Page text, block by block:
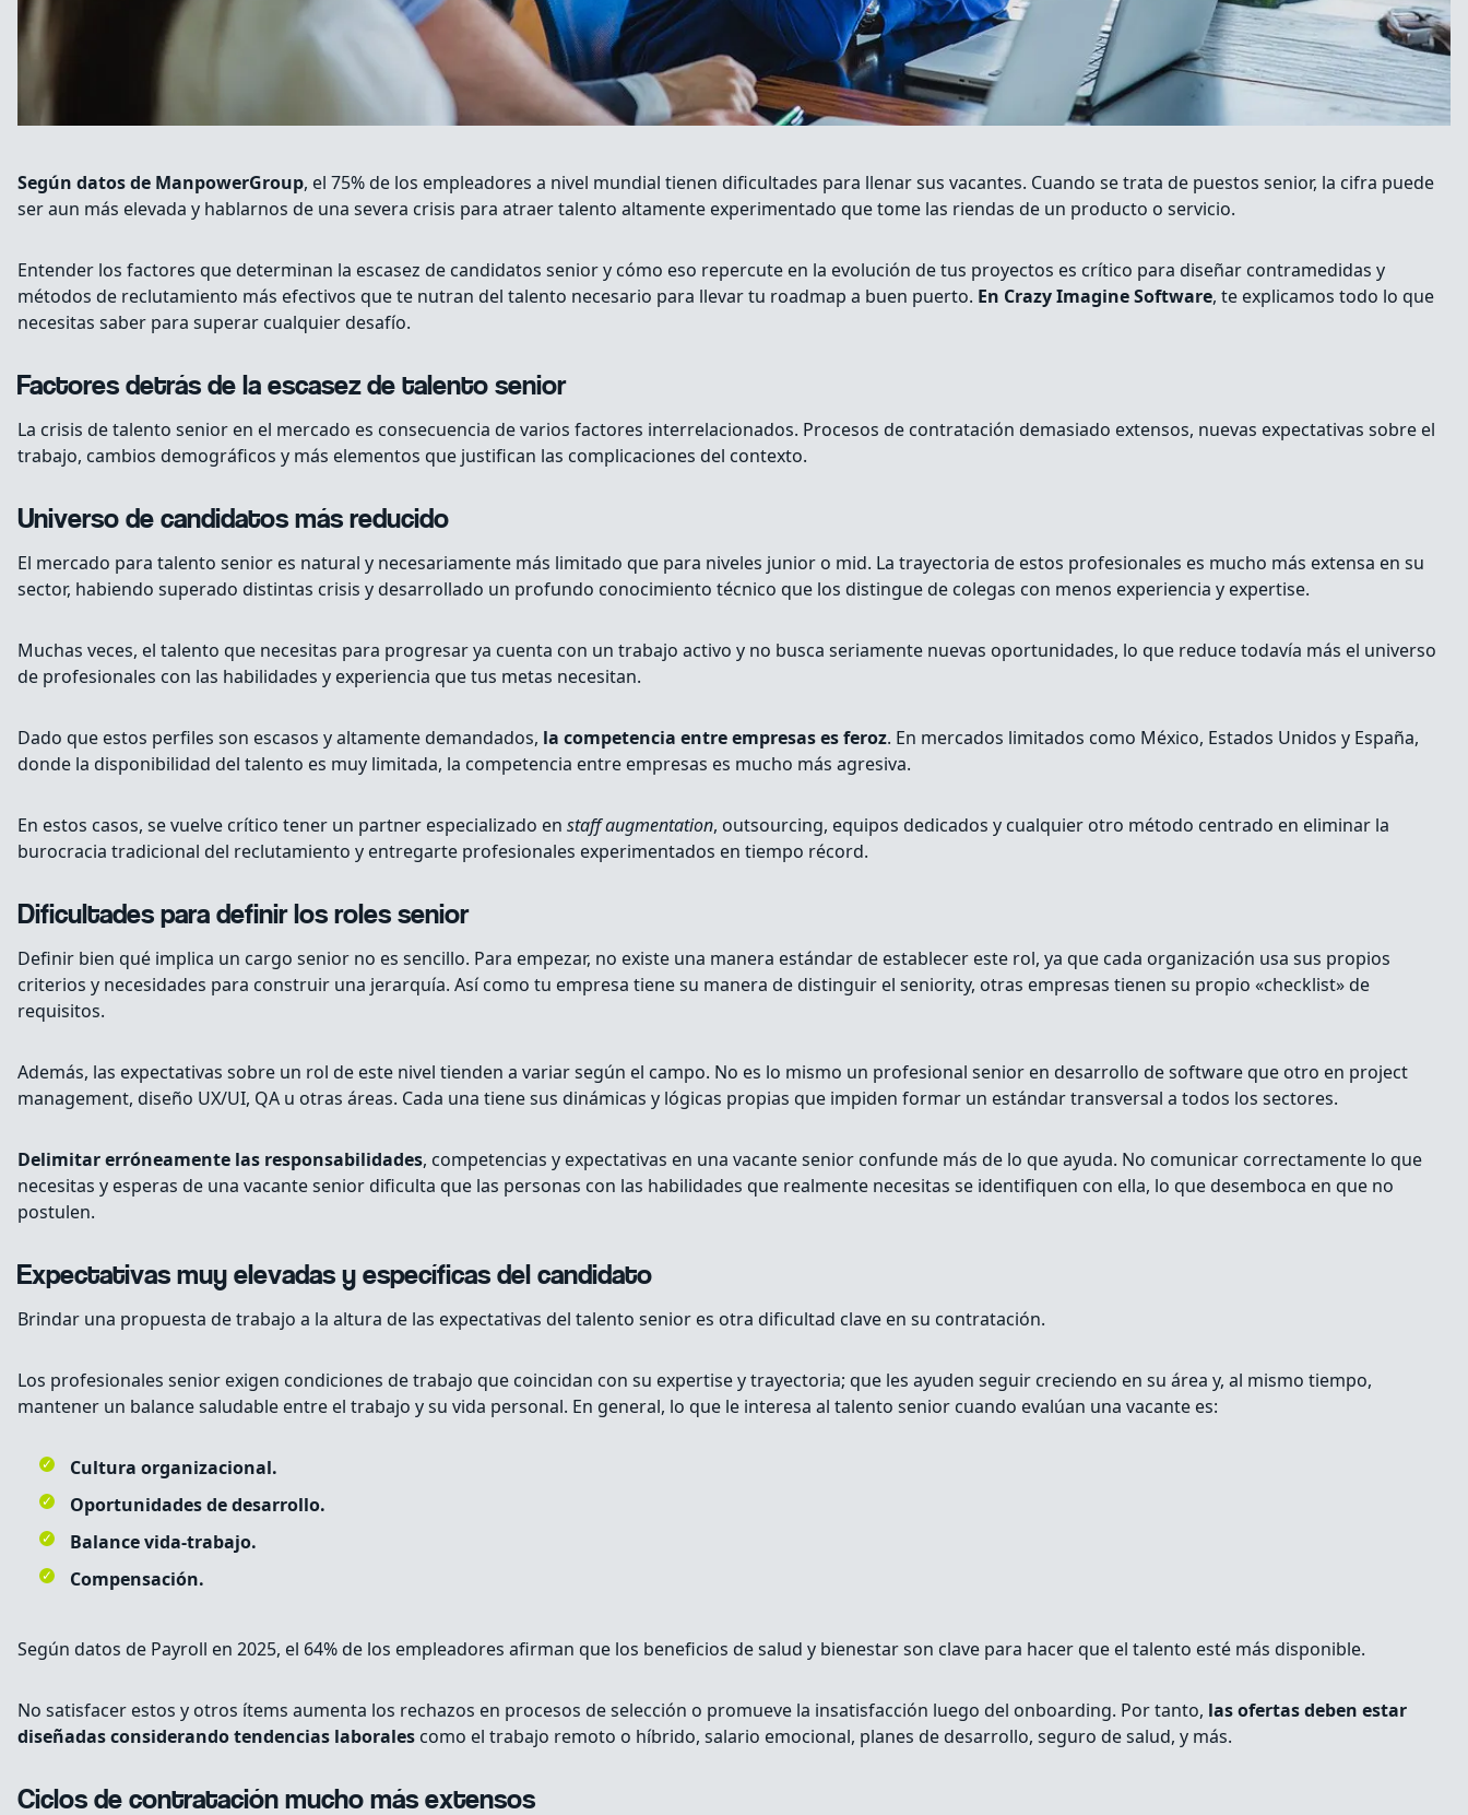
Según datos de ManpowerGroup, el 75% de los empleadores a nivel mundial tienen dificultades para llenar sus vacantes. Cuando se trata de puestos senior, la cifra puede
ser aun más elevada y hablarnos de una severa crisis para atraer talento altamente experimentado que tome las riendas de un producto o servicio.
Entender los factores que determinan la escasez de candidatos senior y cómo eso repercute en la evolución de tus proyectos es crítico para diseñar contramedidas y
métodos de reclutamiento más efectivos que te nutran del talento necesario para llevar tu roadmap a buen puerto. En Crazy Imagine Software, te explicamos todo lo que
necesitas saber para superar cualquier desafío.
Factores detrás de la escasez de talento senior
La crisis de talento senior en el mercado es consecuencia de varios factores interrelacionados. Procesos de contratación demasiado extensos, nuevas expectativas sobre el
trabajo, cambios demográficos y más elementos que justifican las complicaciones del contexto.
Universo de candidatos más reducido
El mercado para talento senior es natural y necesariamente más limitado que para niveles junior o mid. La trayectoria de estos profesionales es mucho más extensa en su
sector, habiendo superado distintas crisis y desarrollado un profundo conocimiento técnico que los distingue de colegas con menos experiencia y expertise.
Muchas veces, el talento que necesitas para progresar ya cuenta con un trabajo activo y no busca seriamente nuevas oportunidades, lo que reduce todavía más el universo
de profesionales con las habilidades y experiencia que tus metas necesitan.
Dado que estos perfiles son escasos y altamente demandados, la competencia entre empresas es feroz. En mercados limitados como México, Estados Unidos y España,
donde la disponibilidad del talento es muy limitada, la competencia entre empresas es mucho más agresiva.
En estos casos, se vuelve crítico tener un partner especializado en staff augmentation, outsourcing, equipos dedicados y cualquier otro método centrado en eliminar la
burocracia tradicional del reclutamiento y entregarte profesionales experimentados en tiempo récord.
Dificultades para definir los roles senior
Definir bien qué implica un cargo senior no es sencillo. Para empezar, no existe una manera estándar de establecer este rol, ya que cada organización usa sus propios
criterios y necesidades para construir una jerarquía. Así como tu empresa tiene su manera de distinguir el seniority, otras empresas tienen su propio «checklist» de
requisitos.
Además, las expectativas sobre un rol de este nivel tienden a variar según el campo. No es lo mismo un profesional senior en desarrollo de software que otro en project
management, diseño UX/UI, QA u otras áreas. Cada una tiene sus dinámicas y lógicas propias que impiden formar un estándar transversal a todos los sectores.
Delimitar erróneamente las responsabilidades, competencias y expectativas en una vacante senior confunde más de lo que ayuda. No comunicar correctamente lo que
necesitas y esperas de una vacante senior dificulta que las personas con las habilidades que realmente necesitas se identifiquen con ella, lo que desemboca en que no
postulen.
Expectativas muy elevadas y específicas del candidato
Brindar una propuesta de trabajo a la altura de las expectativas del talento senior es otra dificultad clave en su contratación.
Los profesionales senior exigen condiciones de trabajo que coincidan con su expertise y trayectoria; que les ayuden seguir creciendo en su área y, al mismo tiempo,
mantener un balance saludable entre el trabajo y su vida personal. En general, lo que le interesa al talento senior cuando evalúan una vacante es:
Cultura organizacional.
Oportunidades de desarrollo.
Balance vida-trabajo.
Compensación.
Según datos de Payroll en 2025, el 64% de los empleadores afirman que los beneficios de salud y bienestar son clave para hacer que el talento esté más disponible.
No satisfacer estos y otros ítems aumenta los rechazos en procesos de selección o promueve la insatisfacción luego del onboarding. Por tanto, las ofertas deben estar
diseñadas considerando tendencias laborales como el trabajo remoto o híbrido, salario emocional, planes de desarrollo, seguro de salud, y más.
Ciclos de contratación mucho más extensos